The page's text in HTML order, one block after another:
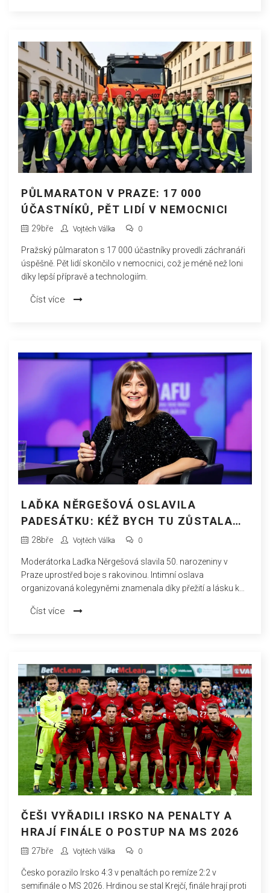
PŮLMARATON V PRAZE: 17 000
ÚČASTNÍKŮ, PĚT LIDÍ V NEMOCNICI
29bře Vojtěch Válka 0
Pražský půlmaraton s 17 000 účastníky provedli záchranáři
úspěšně. Pět lidí skončilo v nemocnici, což je méně než loni
díky lepší přípravě a technologiím.
Číst více
LAĎKA NĚRGEŠOVÁ OSLAVILA
PADESÁTKU: KÉŽ BYCH TU ZŮSTALA
JEŠTĚ PÁR LET
28bře Vojtěch Válka 0
Moderátorka Laďka Něrgešová slavila 50. narozeniny v
Praze uprostřed boje s rakovinou. Intimní oslava
organizovaná kolegyněmi znamenala díky přežití a lásku k
Číst více
ČEŠI VYŘADILI IRSKO NA PENALTY A
HRAJÍ FINÁLE O POSTUP NA MS 2026
27bře Vojtěch Válka 0
Česko porazilo Irsko 4:3 v penaltách po remíze 2:2 v
semifinále o MS 2026. Hrdinou se stal Krejčí, finále hrají proti